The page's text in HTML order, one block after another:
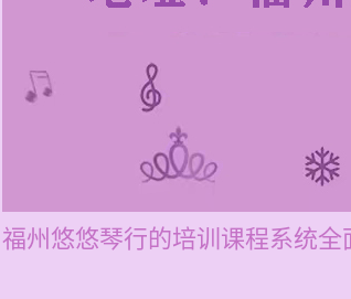
福州悠悠琴行的培训课程系统全